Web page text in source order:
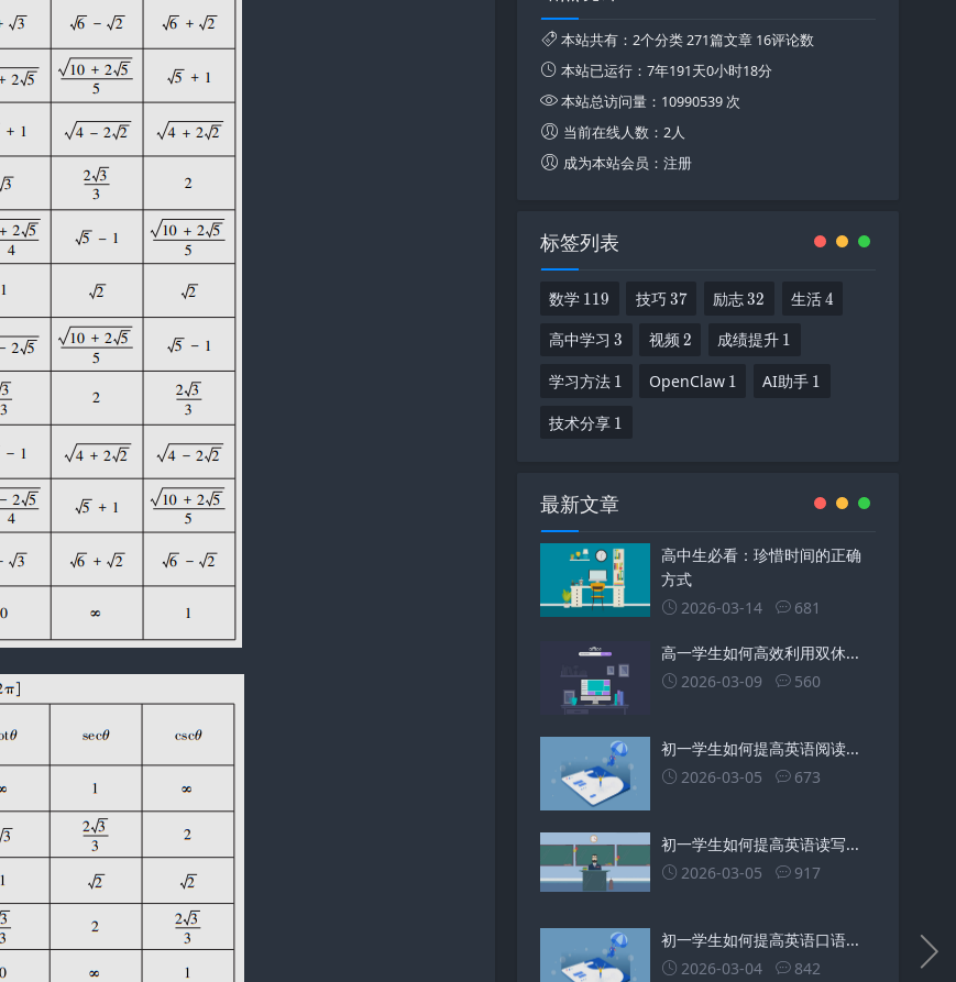
本站共有：2个分类 271篇文章 16评论数
本站已运行： 7年191天0小时18分
本站总访问量：10990539 次
当前在线人数：2人
成为本站会员： 注册
标签列表
数学 119
119 技巧 37
37 励志 32
32 生活 4
4
高中学习 3
3 视频2
2 成绩提升 11
学习方法 11 OpenClaw 11 AI助手 11
技术分享 11
最新文章
高中生必看：珍惜时间的正确
方式
2026-03-14
681
高一学生如何高效利用双休...
2026-03-09
560
初一学生如何提高英语阅读...
2026-03-05
673
初一学生如何提高英语读写...
2026-03-05
917
初一学生如何提高英语口语...
2026-03-04
842